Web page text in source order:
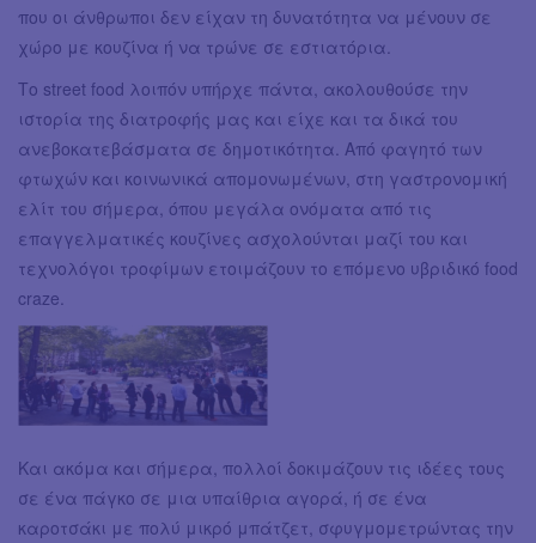
που οι άνθρωποι δεν είχαν τη δυνατότητα να μένουν σε
χώρο με κουζίνα ή να τρώνε σε εστιατόρια.
Το street food λοιπόν υπήρχε πάντα, ακολουθούσε την
ιστορία της διατροφής μας και είχε και τα δικά του
ανεβοκατεβάσματα σε δημοτικότητα. Από φαγητό των
φτωχών και κοινωνικά απομονωμένων, στη γαστρονομική
ελίτ του σήμερα, όπου μεγάλα ονόματα από τις
επαγγελματικές κουζίνες ασχoλούνται μαζί του και
τεχνολόγοι τροφίμων ετοιμάζουν το επόμενο υβριδικό food
craze.
Και ακόμα και σήμερα, πολλοί δοκιμάζουν τις ιδέες τους
σε ένα πάγκο σε μια υπαίθρια αγορά, ή σε ένα
καροτσάκι με πολύ μικρό μπάτζετ, σφυγμομετρώντας την